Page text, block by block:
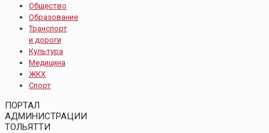
Общество
Образование
Транспорт
и дороги
Культура
Медицина
ЖКХ
Спорт
ПОРТАЛ
АДМИНИСТРАЦИИ
ТОЛЬЯТТИ